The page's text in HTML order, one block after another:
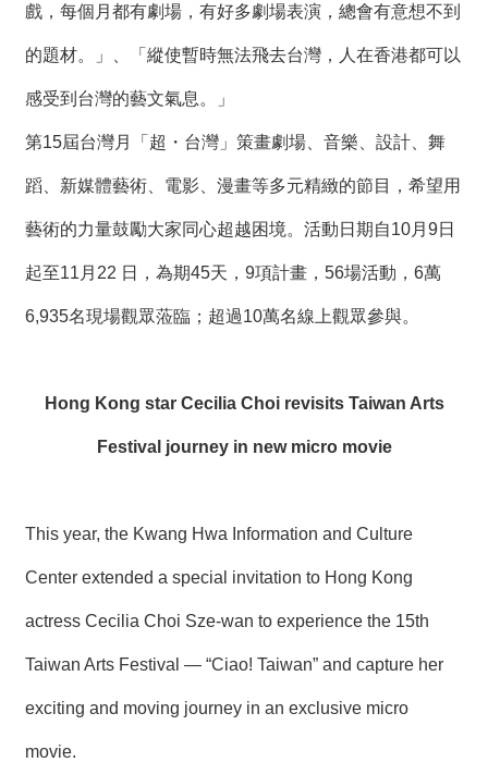
戲，每個月都有劇場，有好多劇場表演，總會有意想不到
的題材。」、「縱使暫時無法飛去台灣，人在香港都可以
感受到台灣的藝文氣息。」
第15屆台灣月「超・台灣」策畫劇場、音樂、設計、舞
蹈、新媒體藝術、電影、漫畫等多元精緻的節目，希望用
藝術的力量鼓勵大家同心超越困境。活動日期自10月9日
起至11月22 日，為期45天，9項計畫，56場活動，6萬
6,935名現場觀眾蒞臨；超過10萬名線上觀眾參與。
Hong Kong star Cecilia Choi revisits Taiwan Arts
Festival journey in new micro movie
This year, the Kwang Hwa Information and Culture
Center extended a special invitation to Hong Kong
actress Cecilia Choi Sze-wan to experience the 15th
Taiwan Arts Festival — “Ciao! Taiwan” and capture her
exciting and moving journey in an exclusive micro
movie.